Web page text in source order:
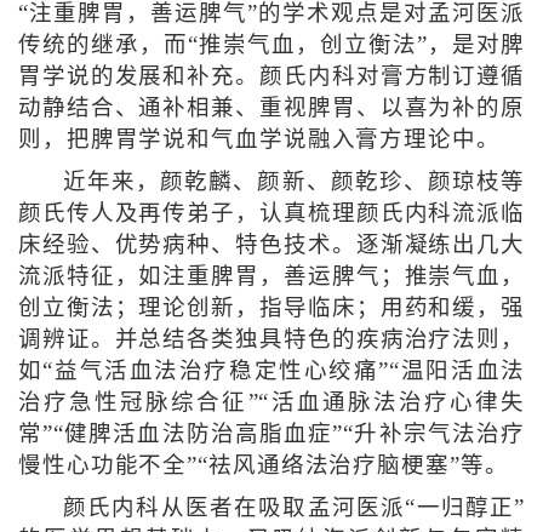
“注重脾胃，善运脾气”的学术观点是对孟河医派
传统的继承，而“推崇气血，创立衡法”，是对脾
胃学说的发展和补充。颜氏内科对膏方制订遵循
动静结合、通补相兼、重视脾胃、以喜为补的原
则，把脾胃学说和气血学说融入膏方理论中。
近年来，颜乾麟、颜新、颜乾珍、颜琼枝等
颜氏传人及再传弟子，认真梳理颜氏内科流派临
床经验、优势病种、特色技术。逐渐凝练出几大
流派特征，如注重脾胃，善运脾气；推崇气血，
创立衡法；理论创新，指导临床；用药和缓，强
调辨证。并总结各类独具特色的疾病治疗法则，
如“益气活血法治疗稳定性心绞痛”“温阳活血法
治疗急性冠脉综合征”“活血通脉法治疗心律失
常”“健脾活血法防治高脂血症”“升补宗气法治疗
慢性心功能不全”“祛风通络法治疗脑梗塞”等。
颜氏内科从医者在吸取孟河医派“一归醇正”